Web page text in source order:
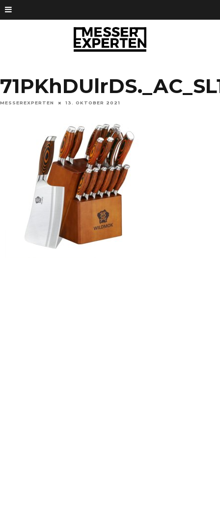
MESSEREXPERTEN 13. OKTOBER 2021